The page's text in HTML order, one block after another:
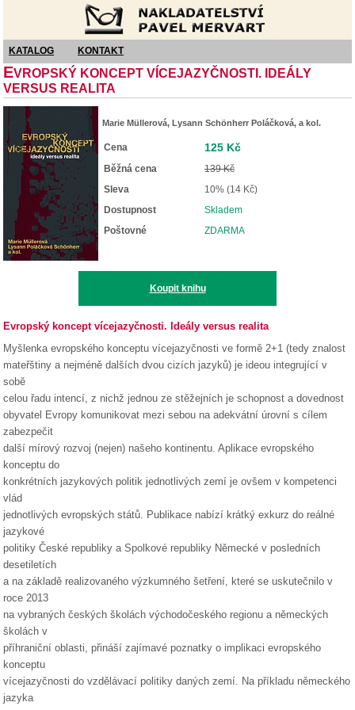
KATALOG KONTAKT
EVROPSKÝ KONCEPT VÍCEJAZYČNOSTI. IDEÁLY
VERSUS REALITA
Marie Müllerová, Lysann Schönherr Poláčková, a kol.
Cena 125 Kč
Běžná cena
139 Kč
Sleva
10% (14 Kč)
Dostupnost
Skladem
Poštovné
ZDARMA
Koupit knihu
Evropský koncept vícejazyčnosti. Ideály versus realita
Myšlenka evropského konceptu vícejazyčnosti ve formě 2+1 (tedy znalost
mateřštiny a nejméně dalších dvou cizích jazyků) je ideou integrující v
sobě
celou řadu intencí, z nichž jednou ze stěžejních je schopnost a dovednost
obyvatel Evropy komunikovat mezi sebou na adekvátní úrovní s cílem
zabezpečit
další mírový rozvoj (nejen) našeho kontinentu. Aplikace evropského
konceptu do
konkrétních jazykových politik jednotlivých zemí je ovšem v kompetenci
vlád
jednotlivých evropských států. Publikace nabízí krátký exkurz do reálné
jazykové
politiky České republiky a Spolkové republiky Německé v posledních
desetiletích
a na základě realizovaného výzkumného šetření, které se uskutečnilo v
roce 2013
na vybraných českých školách východočeského regionu a německých
školách v
příhraniční oblasti, přináší zajímavé poznatky o implikaci evropského
konceptu
vícejazyčnosti do vzdělávací politiky daných zemí. Na příkladu německého
jazyka